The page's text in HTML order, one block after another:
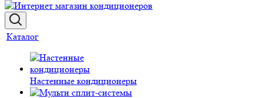
Каталог
Настенные кондиционеры